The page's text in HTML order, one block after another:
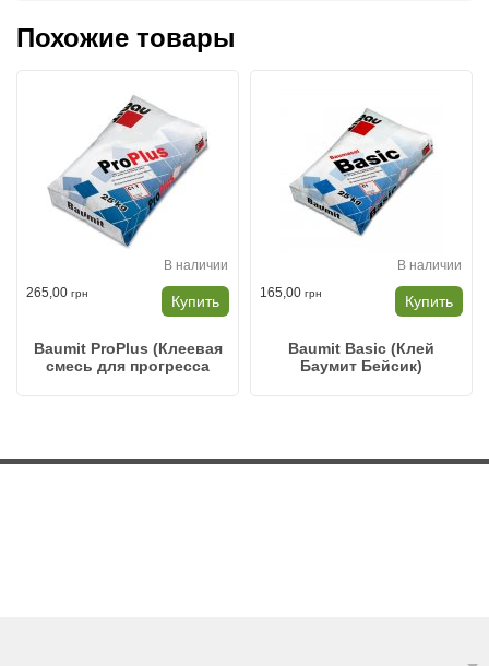
Похожие товары
В наличии
265,00 грн Купить
Baumit ProPlus (Клеевая
смесь для прогресса
В наличии
165,00 грн Купить
Baumit Basic (Клей
Баумит Бейсик)